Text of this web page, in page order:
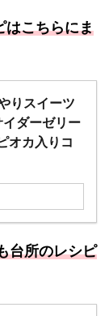
はこちらにま
りスイーツ
ダーゼリー
オカ入りコ
台所のレシピ